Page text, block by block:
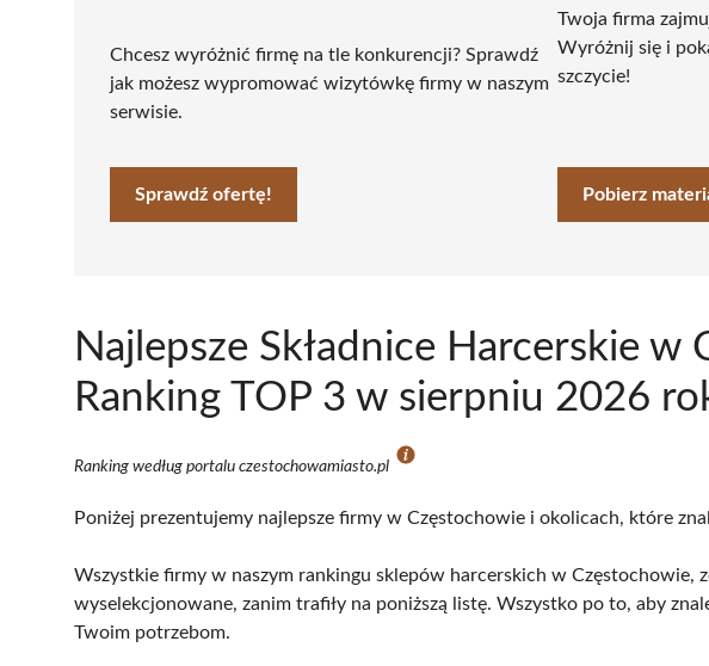
Chcesz wyróżnić firmę na tle konkurencji? Sprawdź
jak możesz wypromować wizytówkę firmy w naszym
serwisie.
Sprawdź ofertę!
Twoja firma
Wyróżnij się i
szczycie!
Pobierz
Najlepsze Składnice Harcerskie w
Ranking TOP 3 w sierpniu 2026
Ranking według portalu czestochowamiasto.pl
Poniżej prezentujemy najlepsze firmy w Częstochowie i okolicach, które
Wszystkie firmy w naszym rankingu sklepów harcerskich w Częstochowie,
wyselekcjonowane, zanim trafiły na poniższą listę. Wszystko po to, aby
Twoim potrzebom.